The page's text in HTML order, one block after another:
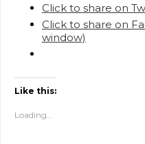
Click to share on
Click to share on
window)
Like this:
Loading...